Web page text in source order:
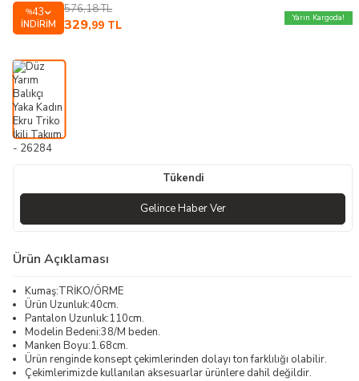
%43
İNDIRIM
576,18TL
329,99 TL
Yarın Kargoda!
Tükendi
Gelince Haber Ver
Ürün Açıklaması
Kumaş:TRİKO/ÖRME
Ürün Uzunluk:40cm.
Pantalon Uzunluk:110cm.
Modelin Bedeni:38/M beden.
Manken Boyu:1.68cm.
Ürün renginde konsept çekimlerinden dolayı ton farklılığı olabilir.
Çekimlerimizde kullanılan aksesuarlar ürünlere dahil değildir.